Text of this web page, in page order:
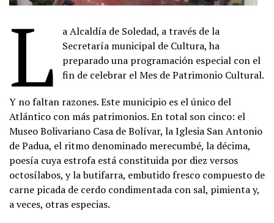
L
a Alcaldía de Soledad, a través de la
Secretaría municipal de Cultura, ha
preparado una programación especial con el
fin de celebrar el Mes de Patrimonio Cultural.
Y no faltan razones. Este municipio es el único del
Atlántico con más patrimonios. En total son cinco: el
Museo Bolivariano Casa de Bolívar, la Iglesia San Antonio
de Padua, el ritmo denominado merecumbé, la décima,
poesía cuya estrofa está constituida por diez versos
octosílabos, y la butifarra, embutido fresco compuesto de
carne picada de cerdo condimentada con sal, pimienta y,
a veces, otras especias.